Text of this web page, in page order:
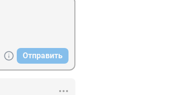
Отправить